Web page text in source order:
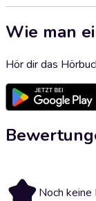
Wie man
Hör dir das
Noch